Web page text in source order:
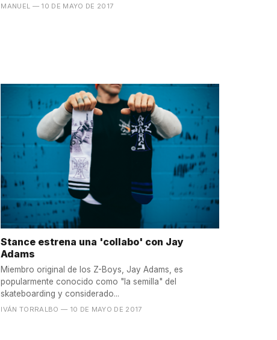
MANUEL — 10 DE MAYO DE 2017
Stance estrena una 'collabo' con Jay
Adams
Miembro original de los Z-Boys, Jay Adams, es
popularmente conocido como "la semilla" del
skateboarding y considerado...
IVÁN TORRALBO — 10 DE MAYO DE 2017